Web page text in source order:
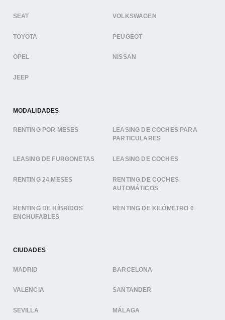
SEAT VOLKSWAGEN
TOYOTA PEUGEOT
OPEL NISSAN
JEEP
MODALIDADES
RENTING POR MESES
LEASING DE COCHES PARA
PARTICULARES
LEASING DE FURGONETAS LEASING DE COCHES
RENTING 24 MESES
RENTING DE COCHES
AUTOMÁTICOS
RENTING DE HÍBRIDOS
ENCHUFABLES
RENTING DE KILÓMETRO 0
CIUDADES
MADRID BARCELONA
VALENCIA SANTANDER
SEVILLA MÁLAGA